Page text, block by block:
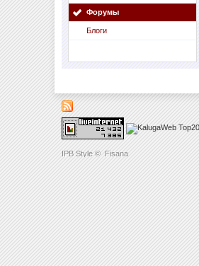
IPB Style © Fisana
Форумы
Блоги